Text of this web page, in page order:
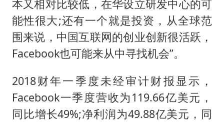
本又相对比较低，在华设立研发中心的可
能性很大;还有一个就是投资，从全球范
围来说，中国互联网的创业创新很活跃，
Facebook也可能来从中寻找机会”。
2018财年一季度未经审计财报显示，
Facebook一季度营收为119.66亿美元，
同比增长49%;净利润为49.88亿美元，同